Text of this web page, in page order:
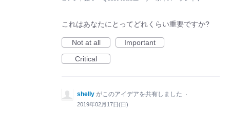
これはあなたにとってどれくらい重要ですか?
Not at all
Important
Critical
shelly がこのアイデアを共有しました ·
2019年02月17日(日)